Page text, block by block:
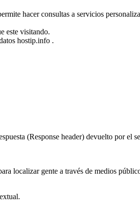
hacer consultas a servicios
este visitando.
hostip.info .
(Response header) devuelto por
localizar gente a través de medios